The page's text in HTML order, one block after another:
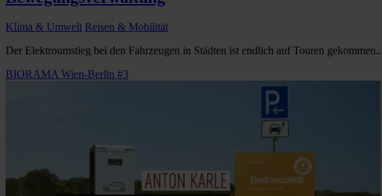
Klima & Umwelt Reisen & Mobilität
Der Elektroumstieg bei den Fahrzeugen in Städten ist endlich auf Touren
BIORAMA Wien-Berlin #3